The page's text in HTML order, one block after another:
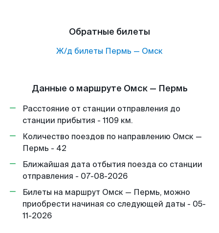
Обратные билеты
Ж/д билеты Пермь — Омск
Данные о маршруте Омск — Пермь
Расстояние от станции отправления до
станции прибытия - 1109 км.
Количество поездов по направлению Омск —
Пермь - 42
Ближайшая дата отбытия поезда со станции
отправления - 07-08-2026
Билеты на маршрут Омск — Пермь, можно
приобрести начиная со следующей даты - 05-
11-2026